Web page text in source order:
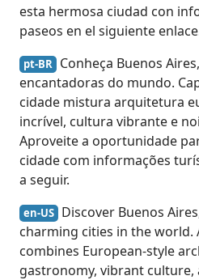
esta hermosa ciudad con
paseos en el siguiente
pt-BR Conheça Buenos
encantadoras do mundo.
cidade mistura arquitetura
incrível, cultura vibrante e
Aproveite a oportunidade
cidade com informações
a seguir.
en-US Discover Buenos
charming cities in the world.
combines European-style
gastronomy, vibrant